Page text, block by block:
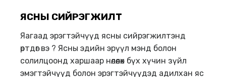
ЯСНЫ СИЙРЭГЖИЛТ
Яагаад эрэгтэйчүүд ясны сийрэгжилтэнд
өртдөг вэ ? Ясны эдийн эрүүл мэнд болон
солилцоонд харшаар нөлөөлөх бүх хүчин зүйл
эмэгтэйчүүд болон эрэгтэйчүүдэд адилхан яс